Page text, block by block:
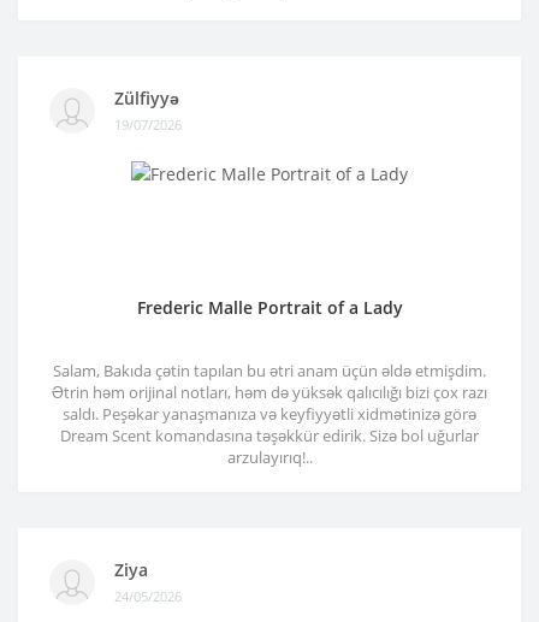
Zülfiyyə
19/07/2026
Frederic Malle Portrait of a Lady
Salam, Bakıda çətin tapılan bu ətri anam üçün əldə etmişdim.
Ətrin həm orijinal notları, həm də yüksək qalıcılığı bizi çox razı
saldı. Peşəkar yanaşmanıza və keyfiyyətli xidmətinizə görə
Dream Scent komandasına təşəkkür edirik. Sizə bol uğurlar
arzulayırıq!..
Ziya
24/05/2026